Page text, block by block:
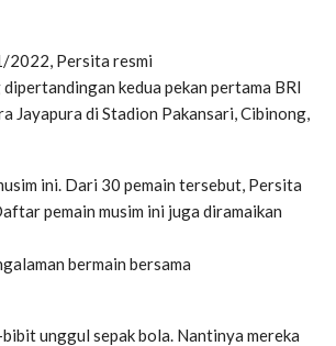
2022, Persita resmi
kedua pekan pertama BRI
Jayapura di Stadion Pakansari, Cibinong,
ini. Dari 30 pemain tersebut, Persita
pemain musim ini juga diramaikan
bermain bersama
unggul sepak bola. Nantinya mereka